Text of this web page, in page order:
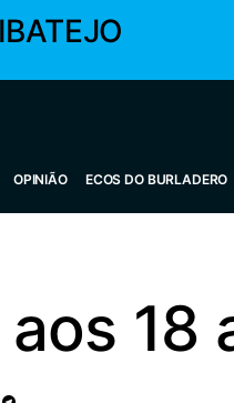
OPINIÃO ECOS DO BURLADERO
18